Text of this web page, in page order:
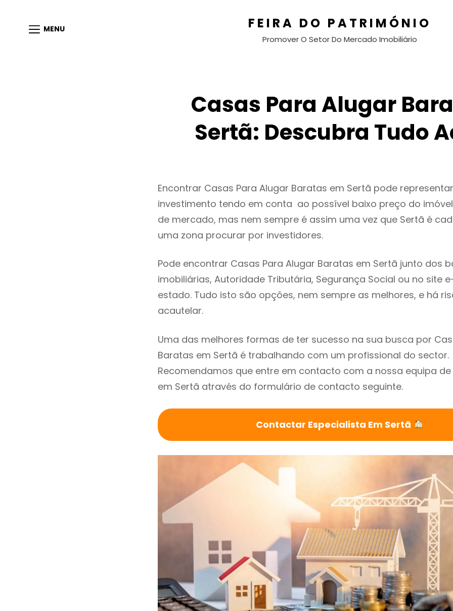
MENU FEIRA DO PATRIMÓNIO
Promover O Setor Do Mercado Imobiliário
Casas Para Alugar
Sertã: Descubra Tudo
Encontrar Casas Para Alugar Baratas em Sertã pode
investimento tendo em conta ao possível baixo preço do
de mercado, mas nem sempre é assim uma vez que Sertã é
uma zona procurar por investidores.
Pode encontrar Casas Para Alugar Baratas em Sertã junto dos
imobiliárias, Autoridade Tributária, Segurança Social ou no site
estado. Tudo isto são opções, nem sempre as melhores, e há
acautelar.
Uma das melhores formas de ter sucesso na sua busca por
Baratas em Sertã é trabalhando com um profissional do sector.
Recomendamos que entre em contacto com a nossa equipa
em Sertã através do formulário de contacto seguinte.
Contactar Especialista Em Sertã